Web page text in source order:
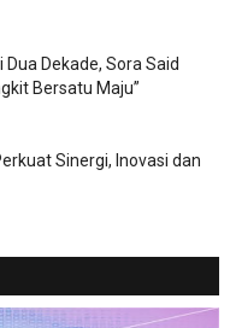
Dekade, Sora Said
Bersatu Maju”
Sinergi, Inovasi dan